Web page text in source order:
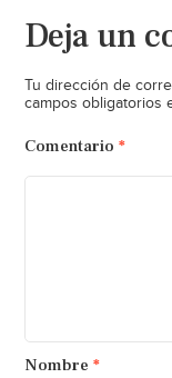
Deja un
Tu dirección de
campos obligatorios
Comentario *
Nombre *